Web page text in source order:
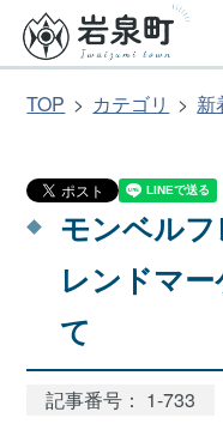
TOP カテゴリ 新
モンベル
レンドマ
て
記事番号： 1-733